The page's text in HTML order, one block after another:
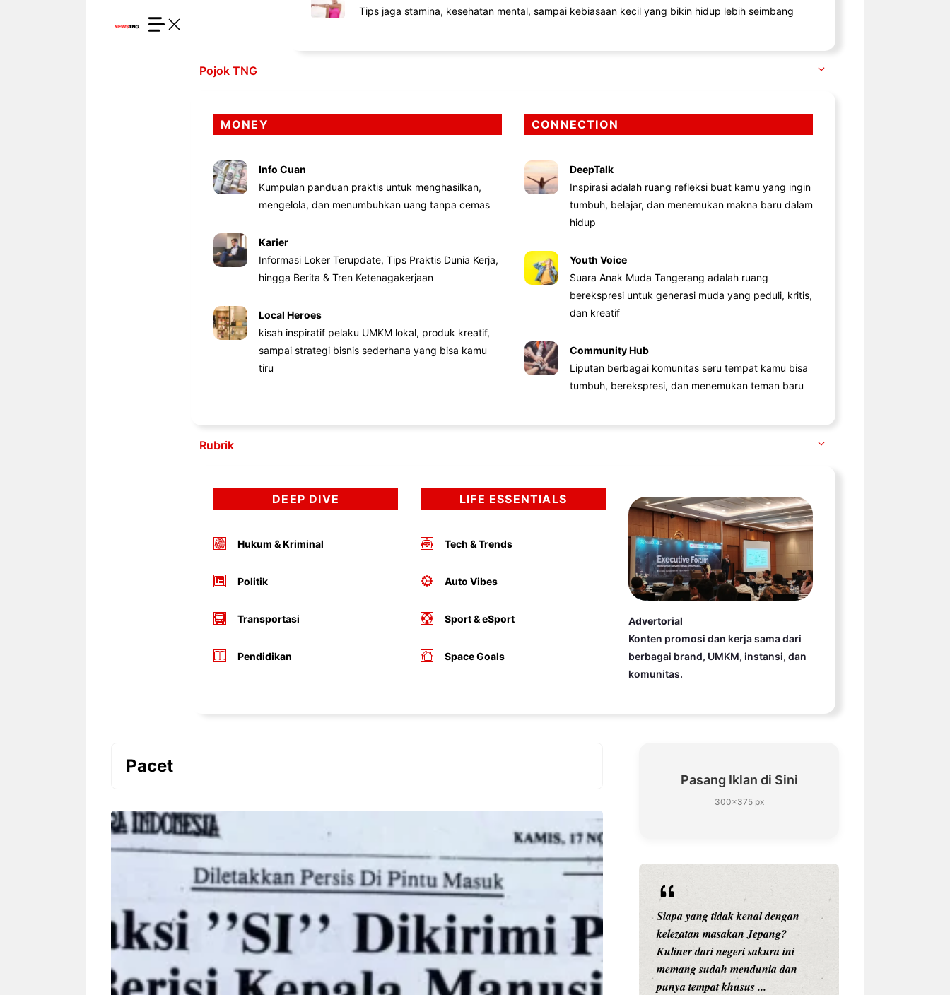
Tips jaga stamina, kesehatan mental, sampai kebiasaan kecil yang bikin hidup lebih seimbang
Pojok TNG
MONEY
Info Cuan
Kumpulan panduan praktis untuk menghasilkan,
mengelola, dan menumbuhkan uang tanpa cemas
Karier
Informasi Loker Terupdate, Tips Praktis Dunia Kerja,
hingga Berita & Tren Ketenagakerjaan
Local Heroes
kisah inspiratif pelaku UMKM lokal, produk kreatif,
sampai strategi bisnis sederhana yang bisa kamu
tiru
CONNECTION
DeepTalk
Inspirasi adalah ruang refleksi buat kamu yang ingin
tumbuh, belajar, dan menemukan makna baru dalam
hidup
Youth Voice
Suara Anak Muda Tangerang adalah ruang
berekspresi untuk generasi muda yang peduli, kritis,
dan kreatif
Community Hub
Liputan berbagai komunitas seru tempat kamu bisa
tumbuh, berekspresi, dan menemukan teman baru
Rubrik
DEEP DIVE
Hukum & Kriminal
Politik
Transportasi
Pendidikan
LIFE ESSENTIALS
Tech & Trends
Auto Vibes
Sport & eSport
Space Goals
Advertorial
Konten promosi dan kerja sama dari
berbagai brand, UMKM, instansi, dan
komunitas.
Pacet
Pasang Iklan di Sini
300×375 px
Siapa sangka, dua nama besar di
dunia hiburan, Nunung Srimulat
dan Vicky Prasetyo, kini merambah
dunia kuliner dengan membuka
Bandung – Menyambut pergantian
tahun 2026, restoran all you can
eat Kakkoii All You Can Eat
Bandung menghadirkan
penawaran spesial ...
Pernah gak sih kamu mulai
ngerjain sesuatu cuma buat iseng-
iseng, eh ternyata malah jadi
peluang bisnis yang
menguntungkan? Nah, itulah ...
Siapa yang tidak kenal dengan
kelezatan masakan Jepang?
Kuliner dari negeri sakura ini
memang sudah mendunia dan
punya tempat khusus ...